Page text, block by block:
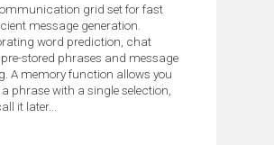
grid set for fast
message generation.
word prediction, chat
pre-stored phrases and message
A memory function allows you
phrase with a single selection,
it later...